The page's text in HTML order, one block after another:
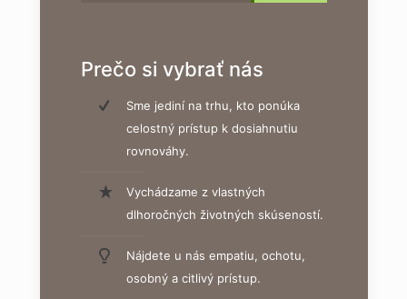
Prečo si vybrať nás
Sme jediní na trhu, kto ponúka
celostný prístup k dosiahnutiu
rovnováhy.
Vychádzame z vlastných
dlhoročných životných skúseností.
Nájdete u nás empatiu, ochotu,
osobný a citlivý prístup.